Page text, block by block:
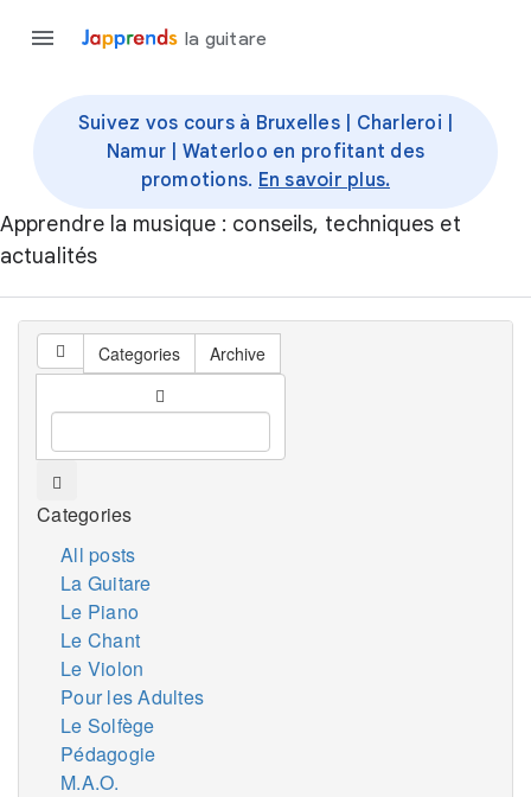
la guitare
Suivez vos cours à Bruxelles | Charleroi |
Namur | Waterloo en profitant des
promotions. En savoir plus.
Apprendre la musique : conseils, techniques et
actualités
Categories Archive
Categories
All posts
La Guitare
Le Piano
Le Chant
Le Violon
Pour les Adultes
Le Solfège
Pédagogie
M.A.O.